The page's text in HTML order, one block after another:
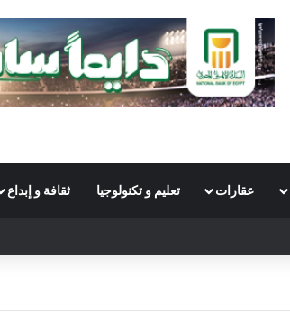
عقارات تعليم و تكنولوجيا ثقافة و إبداع